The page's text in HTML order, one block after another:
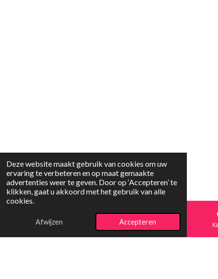
Deze website maakt gebruik van cookies om uw
ervaring te verbeteren en op maat gemaakte
advertenties weer te geven. Door op ‘Accepteren’ te
klikken, gaat u akkoord met het gebruik van alle
cookies.
Afwijzen Accepteren
E-mailadres Telefoonnummer